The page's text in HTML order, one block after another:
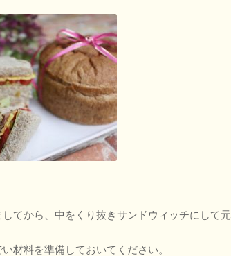
てから、中をくり抜きサンドウィッチにして元
材料を準備しておいてください。